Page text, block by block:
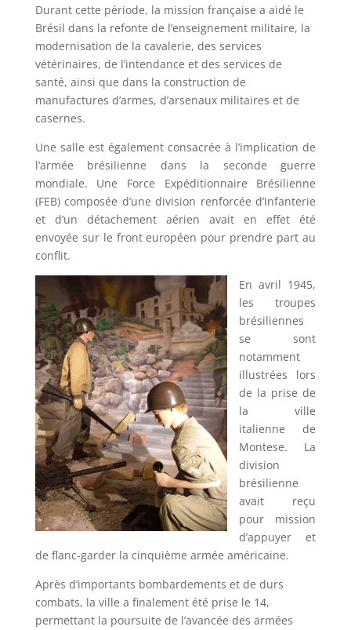
Durant cette période, la mission française a aidé le
Brésil dans la refonte de l’enseignement militaire, la
modernisation de la cavalerie, des services
vétérinaires, de l’intendance et des services de
santé, ainsi que dans la construction de
manufactures d’armes, d’arsenaux militaires et de
casernes.
Une salle est également consacrée à l’implication de
l’armée brésilienne dans la seconde guerre
mondiale. Une Force Expéditionnaire Brésilienne
(FEB) composée d’une division renforcée d’Infanterie
et d’un détachement aérien avait en effet été
envoyée sur le front européen pour prendre part au
conflit.
En avril 1945,
les troupes
brésiliennes
se sont
notamment
illustrées lors
de la prise de
la ville
italienne de
Montese. La
division
brésilienne
avait reçu
pour mission
d’appuyer et
de flanc-garder la cinquième armée américaine.
Après d’importants bombardements et de durs
combats, la ville a finalement été prise le 14,
permettant la poursuite de l’avancée des armées